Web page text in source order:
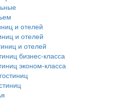
и отелей
и отелей
и отелей
бизнес-класса
эконом-класса